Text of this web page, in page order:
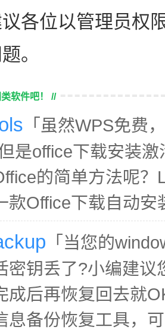
各位以管理员权
。
软件吧！ //
「虽然WPS免费
是office下载安装
的简单方法呢？
款Office下载自动安
「当您的
密钥丢了?小编建
成后再恢复回去就
息备份恢复工具，